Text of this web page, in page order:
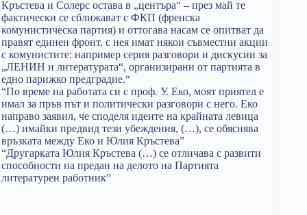
Кръстева и Солерс остава в „центъра“ – през май те
фактически се сближават с ФКП (френска
комунистическа партия) и оттогава насам се опитват да
правят единен фронт, с нея имат някои съвместни акции
с комунистите: например серия разговори и дискусии за
„ЛЕНИН и литературата“, организирани от партията в
едно парижко предградие.“
“По време на работата си с проф. У. Еко, моят приятел е
имал за пръв път и политически разговори с него. Еко
направо заявил, че споделя идеите на крайната левица
(…) имайки предвид тези убеждения, (…), се обяснява
връзката между Еко и Юлия Кръстева”
“Другарката Юлия Кръстева (…) се отличава с развити
способности на предан на делото на Партията
литературен работник”